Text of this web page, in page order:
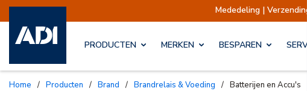
Mededeling |
PRODUCTEN MERKEN BESPAREN
Home / Producten / Brand / Brandrelais & Voeding / Batterijen en Accu's